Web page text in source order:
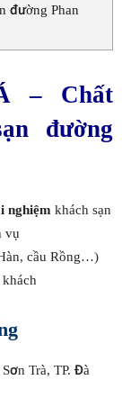
đường Phan
– Chất
đường
nghiệm khách sạn
vụ
cầu Rồng…)
Trà, TP. Đà